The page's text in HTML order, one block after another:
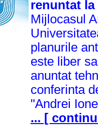
renuntat
Mijlocasul
planurile
este liber
anuntat
conferinta
"Andrei
... [